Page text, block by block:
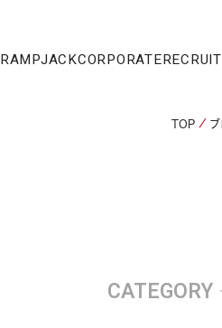
RAMPJACKCORPORATERECRUIT
TOP
CATEGORY